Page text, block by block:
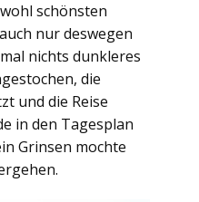
schönsten
nur deswegen
nichts dunkleres
die
und die Reise
in den Tagesplan
Grinsen mochte